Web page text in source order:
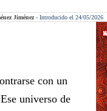
Jiménez- Introducido el 24/05/2026
con un
universo de